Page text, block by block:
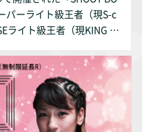
パーライト級王者（現S-c
ライト級王者（現KING O
ナメントの最中にサプラ
S-cup 65kg 世界
めの大事な一戦！ 「激闘
る不可思に海人はどう立
cup出場の権利を手にする